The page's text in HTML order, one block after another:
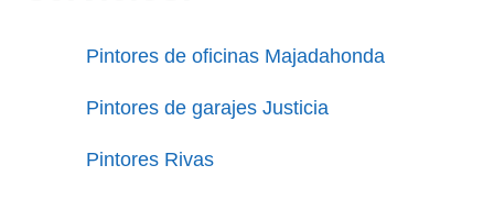
Pintores de oficinas Majadahonda
Pintores de garajes Justicia
Pintores Rivas